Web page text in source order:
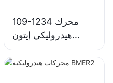
109-1234 محرك
هيدروليكي إيتون
4000 شار لين 4K-
310